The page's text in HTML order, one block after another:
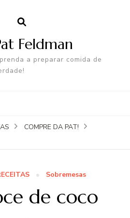
Feldman
a preparar comida de
COMPRE DA PAT!
Sobremesas
de coco